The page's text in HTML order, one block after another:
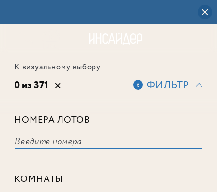
К визуальному выбору
0 из 371 6 ФИЛЬТР
НОМЕРА ЛОТОВ
КОМНАТЫ
соответствует ни одного лота